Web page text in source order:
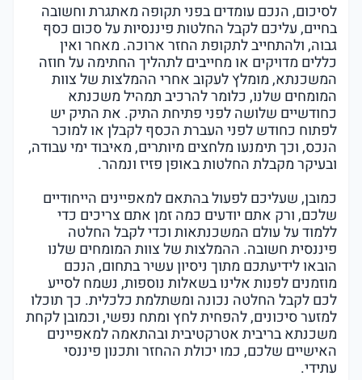
לסיכום, הנכם עומדים בפני תקופה מאתגרת וחשובה
בחיים, עליכם לקבל החלטות פיננסיות על סכום כסף
גבוה, ולהתחייב לתקופת החזר ארוכה. מאחר ואין
כללים מדויקים או מחייבים לתהליך החתימה על חוזה
המשכנתא, מומלץ לעקוב אחרי ההמלצות של צוות
המומחים שלנו, כלומר להרכיב תמהיל משכנתא
כחודשיים שלושה לפני פתיחת התיק. את התיק יש
לפתוח כחודש לפני העברת הכסף לקבלן או למוכר
הנכס, וכך תימנעו מלחצים מיותרים, מאיבוד ימי עבודה,
ובעיקר מקבלת החלטות באופן פזיז ונמהר.
כמובן, שעליכם לפעול בהתאם למאפיינים הייחודיים
שלכם, ורק אתם יודעים כמה זמן אתם צריכים כדי
ללמוד על עולם המשכנתאות וכדי לקבל החלטה
פיננסית חשובה. ההמלצות של צוות המומחים שלנו
הובאו לידיעתכם מתוך ניסיון עשיר בתחום, הנכם
מוזמנים לפנות אלינו בשאלות נוספות, נשמח לסייע
לכם לקבל החלטה נכונה ומשתלמת כלכלית. כך תוכלו
למזער סיכונים, להפחית לחץ ומתח נפשי, וכמובן לקחת
משכנתא בריבית אטרקטיבית ובהתאמה למאפיינים
האישיים שלכם, כמו יכולת ההחזר ותכנון פיננסי
עתידי.